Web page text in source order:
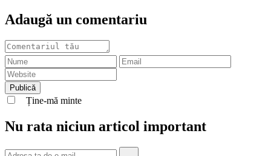
Adaugă un comentariu
Ține-mă minte
Nu rata niciun articol important